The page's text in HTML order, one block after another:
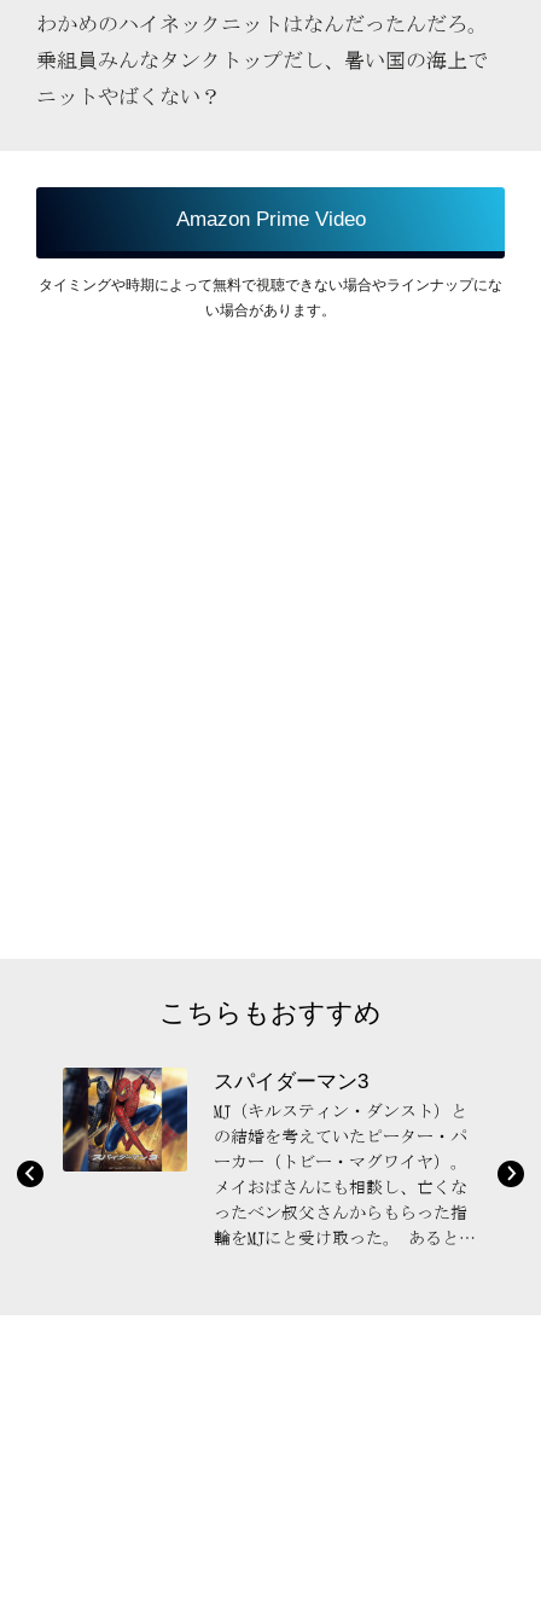
わかめのハイネックニットはなんだったんだろ。
乗組員みんなタンクトップだし、暑い国の海上で
ニットやばくない？
Amazon Prime Video
タイミングや時期によって無料で視聴できない場合やラインナップにな
い場合があります。
こちらもおすすめ
スパイダーマン3
MJ（キルスティン・ダンスト）と
の結婚を考えていたピーター・パ
ーカー（トビー・マグワイヤ）。
メイおばさんにも相談し、亡くな
ったベン叔父さんからもらった指
輪をMJにと受け取った。 あると